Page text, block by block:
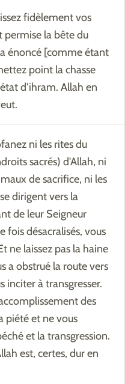
fidèlement vos
permise la bête du
énoncé [comme étant
point la chasse
d'ihram. Allah en
ni les rites du
sacrés) d'Allah, ni
de sacrifice, ni les
dirigent vers la
de leur Seigneur
fois désacralisés, vous
ne laissez pas la haine
a obstrué la route vers
inciter à transgresser.
des
piété et ne vous
et la transgression.
est, certes, dur en